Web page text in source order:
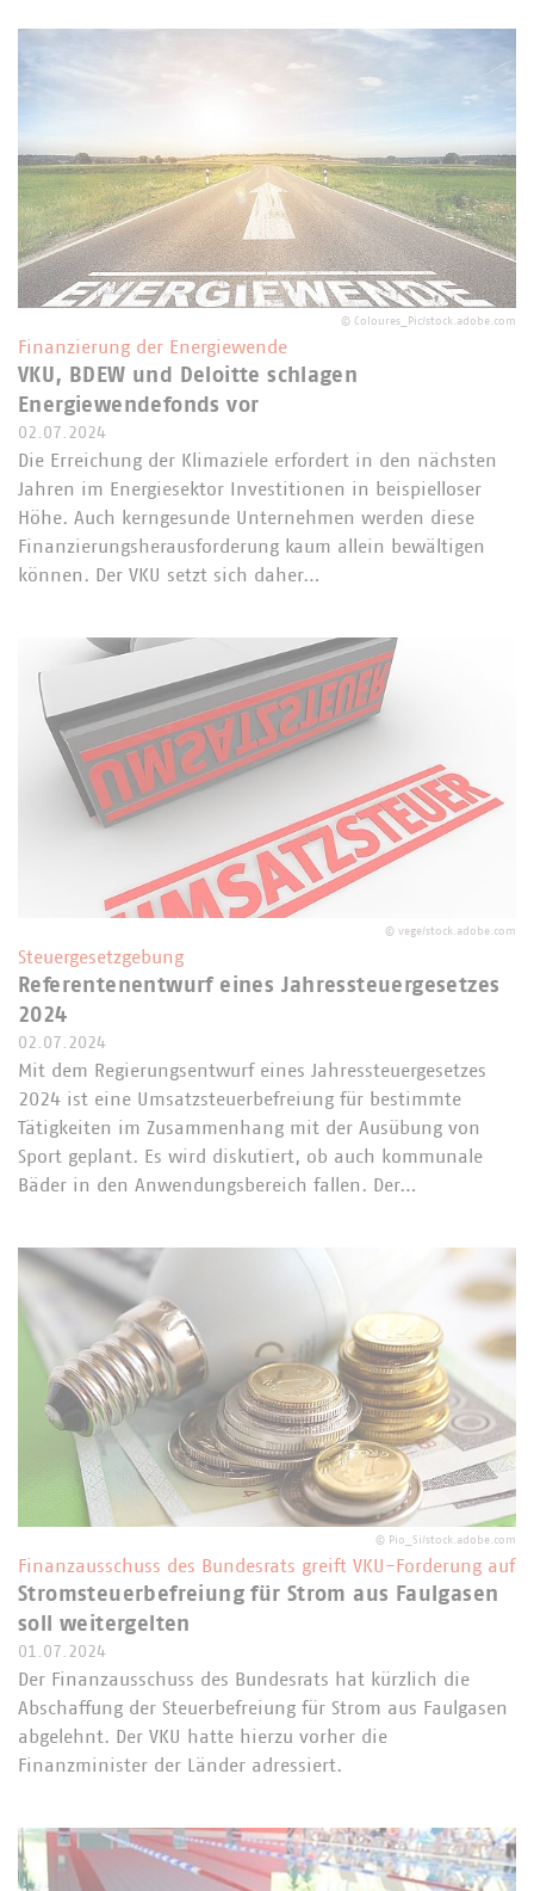
© Coloures_Pic/stock.adobe.com
Finanzierung der Energiewende
VKU, BDEW und Deloitte schlagen
Energiewendefonds vor
02.07.2024
Die Erreichung der Klimaziele erfordert in den nächsten
Jahren im Energiesektor Investitionen in beispielloser
Höhe. Auch kerngesunde Unternehmen werden diese
Finanzierungsherausforderung kaum allein bewältigen
können. Der VKU setzt sich daher…
© vege/stock.adobe.com
Steuergesetzgebung
Referentenentwurf eines Jahressteuergesetzes
2024
02.07.2024
Mit dem Regierungsentwurf eines Jahressteuergesetzes
2024 ist eine Umsatzsteuerbefreiung für bestimmte
Tätigkeiten im Zusammenhang mit der Ausübung von
Sport geplant. Es wird diskutiert, ob auch kommunale
Bäder in den Anwendungsbereich fallen. Der…
© Pio_Si/stock.adobe.com
Finanzausschuss des Bundesrats greift VKU-Forderung auf
Stromsteuerbefreiung für Strom aus Faulgasen
soll weitergelten
01.07.2024
Der Finanzausschuss des Bundesrats hat kürzlich die
Abschaffung der Steuerbefreiung für Strom aus Faulgasen
abgelehnt. Der VKU hatte hierzu vorher die
Finanzminister der Länder adressiert.